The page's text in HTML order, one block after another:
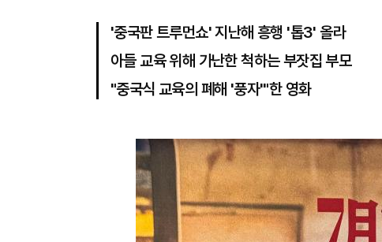
'중국판 트루먼쇼' 지난해 흥행 '톱3' 올라
아들 교육 위해 가난한 척하는 부잣집 부모
"중국식 교육의 폐해 '풍자'"한 영화